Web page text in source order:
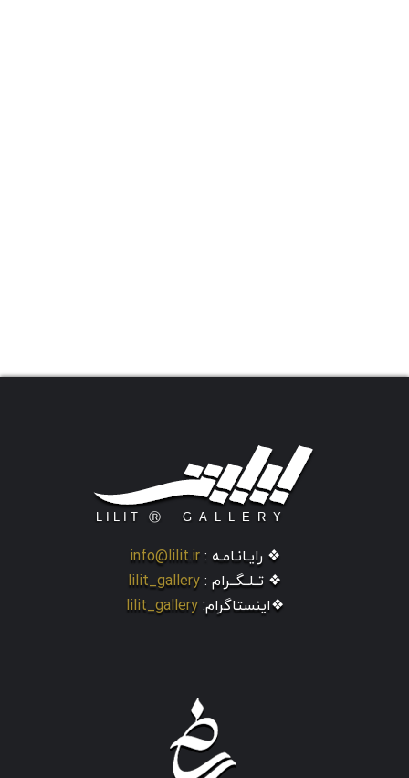
❖ رایـانـامـه : info@lilit.ir
❖ تــلــگــرام : lilit_gallery
❖اینستاگرام: lilit_gallery